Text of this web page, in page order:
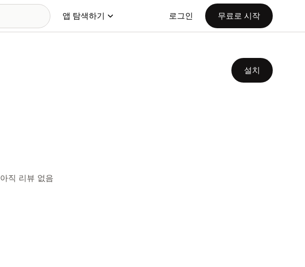
앱 탐색하기 로그인 무료로 시작
설치
아직 리뷰 없음